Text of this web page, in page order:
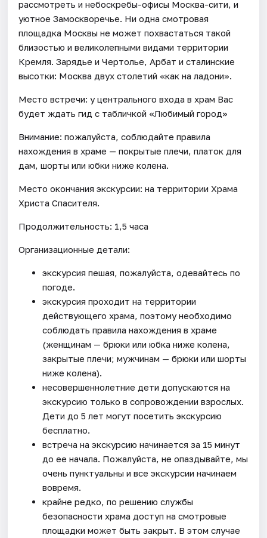
рассмотреть и небоскребы-офисы Москва-сити, и
уютное Замоскворечье. Ни одна смотровая
площадка Москвы не может похвастаться такой
близостью и великолепными видами территории
Кремля. Зарядье и Чертолье, Арбат и сталинские
высотки: Москва двух столетий «как на ладони».
Место встречи: у центрального входа в храм Вас
будет ждать гид с табличкой «Любимый город»
Внимание: пожалуйста, соблюдайте правила
нахождения в храме — покрытые плечи, платок для
дам, шорты или юбки ниже колена.
Место окончания экскурсии: на территории Храма
Христа Спасителя.
Продолжительность: 1,5 часа
Организационные детали:
экскурсия пешая, пожалуйста, одевайтесь по
погоде.
экскурсия проходит на территории
действующего храма, поэтому необходимо
соблюдать правила нахождения в храме
(женщинам — брюки или юбка ниже колена,
закрытые плечи; мужчинам — брюки или шорты
ниже колена).
несовершеннолетние дети допускаются на
экскурсию только в сопровождении взрослых.
Дети до 5 лет могут посетить экскурсию
бесплатно.
встреча на экскурсию начинается за 15 минут
до ее начала. Пожалуйста, не опаздывайте, мы
очень пунктуальны и все экскурсии начинаем
вовремя.
крайне редко, по решению службы
безопасности храма доступ на смотровые
площадки может быть закрыт. В этом случае